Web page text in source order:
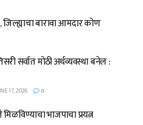
बारावा आमदार कोण
सर्वात मोठी अर्थव्यवस्था बनेल :
17, 2026 0
भाजपाचा प्रयत्न